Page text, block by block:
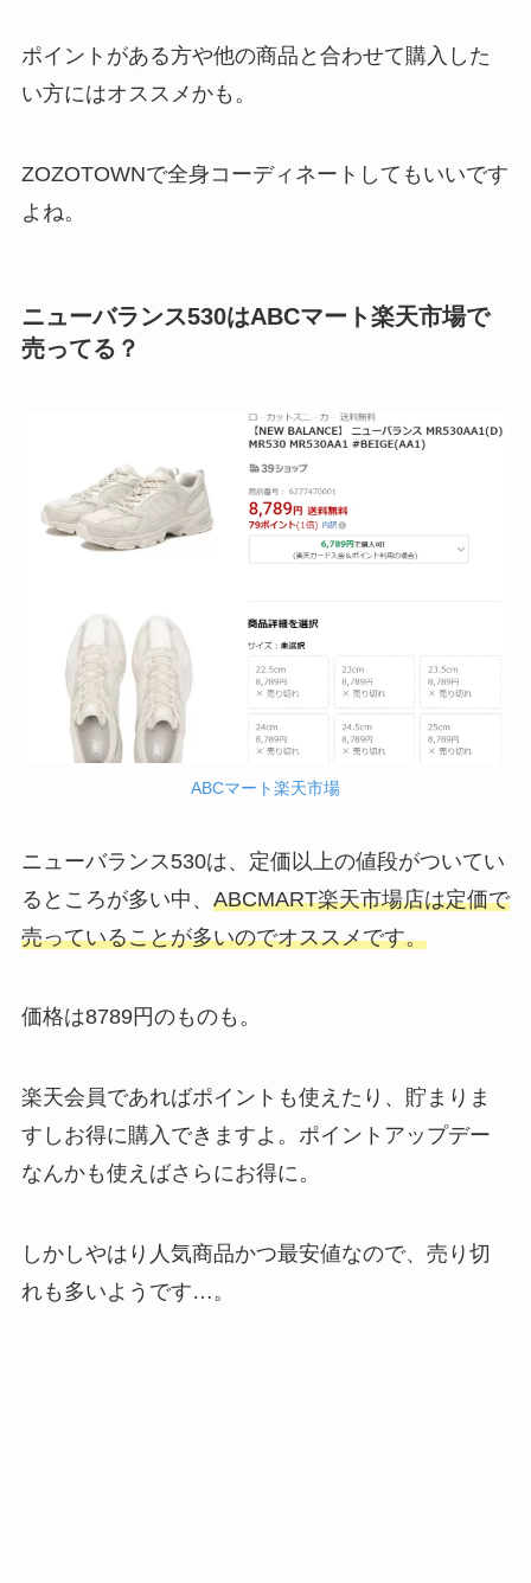
ポイントがある方や他の商品と合わせて購入した
い方にはオススメかも。
ZOZOTOWNで全身コーディネートしてもいいです
よね。
ニューバランス530はABCマート楽天市場で
売ってる？
ABCマート楽天市場
ニューバランス530は、定価以上の値段がついてい
るところが多い中、 ABCMART楽天市場店は定価で
売っていることが多いのでオススメです。
価格は8789円のものも。
楽天会員であればポイントも使えたり、貯まりま
すしお得に購入できますよ。ポイントアップデー
なんかも使えばさらにお得に。
しかしやはり人気商品かつ最安値なので、売り切
れも多いようです…。